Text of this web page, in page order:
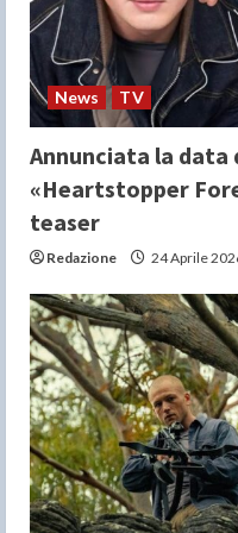
News TV
Annunciata la data
«Heartstopper
teaser
Redazione 24 Aprile